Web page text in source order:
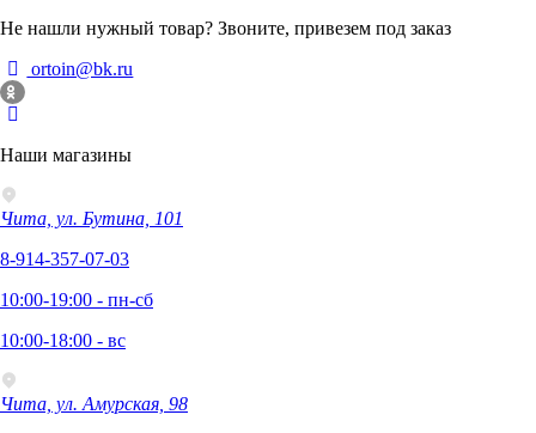
Не нашли нужный товар? Звоните, привезем под заказ
ortoin@bk.ru
Наши магазины
Чита, ул. Бутина, 101
8-914-357-07-03
10:00-19:00 - пн-сб
10:00-18:00 - вс
Чита, ул. Амурская, 98